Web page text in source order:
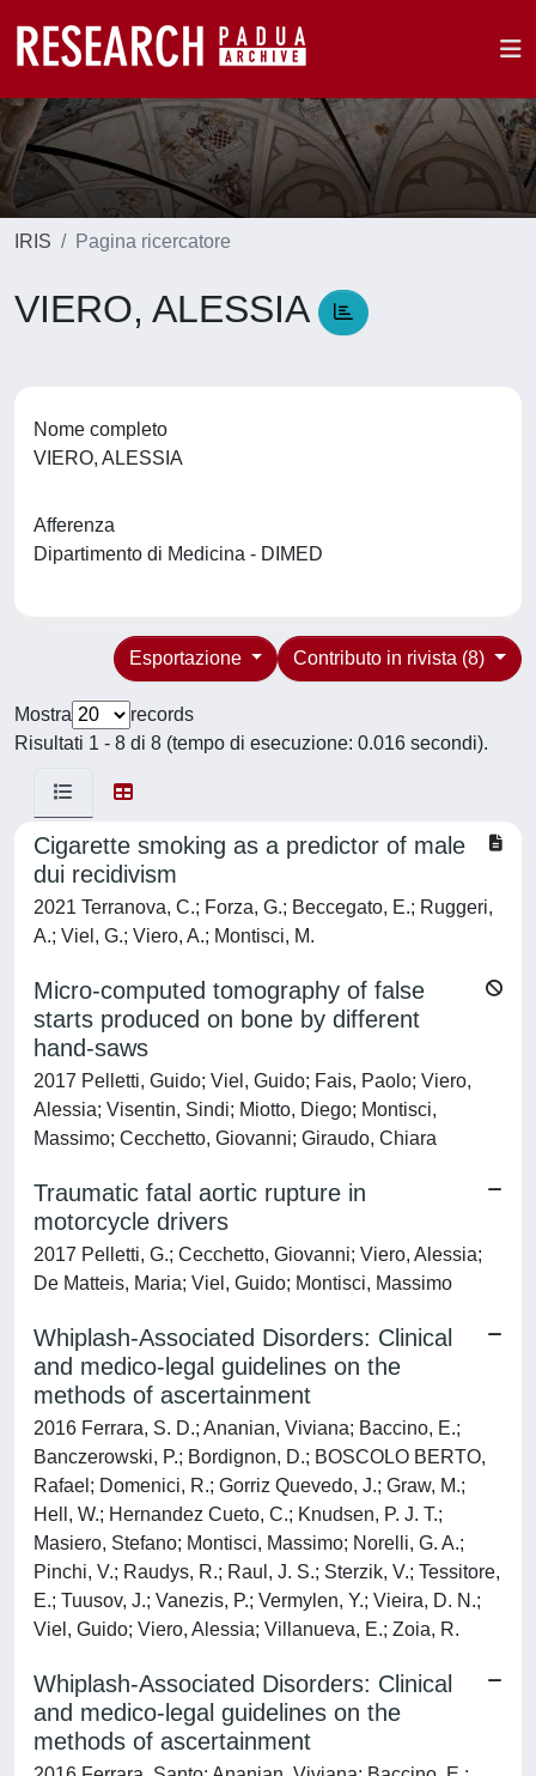
IRIS Pagina ricercatore
VIERO, ALESSIA
Nome completo
VIERO, ALESSIA
Afferenza
Dipartimento di Medicina - DIMED
Contributo in rivista (8)
Esportazione
Mostra
records
Risultati 1 - 8 di 8 (tempo di esecuzione: 0.016 secondi).
Cigarette smoking as a predictor of male
dui recidivism
2021 Terranova, C.; Forza, G.; Beccegato, E.; Ruggeri,
A.; Viel, G.; Viero, A.; Montisci, M.
Micro-computed tomography of false
starts produced on bone by different
hand-saws
2017 Pelletti, Guido; Viel, Guido; Fais, Paolo; Viero,
Alessia; Visentin, Sindi; Miotto, Diego; Montisci,
Massimo; Cecchetto, Giovanni; Giraudo, Chiara
Traumatic fatal aortic rupture in
motorcycle drivers
2017 Pelletti, G.; Cecchetto, Giovanni; Viero, Alessia;
De Matteis, Maria; Viel, Guido; Montisci, Massimo
Whiplash-Associated Disorders: Clinical
and medico-legal guidelines on the
methods of ascertainment
2016 Ferrara, S. D.; Ananian, Viviana; Baccino, E.;
Banczerowski, P.; Bordignon, D.; BOSCOLO BERTO,
Rafael; Domenici, R.; Gorriz Quevedo, J.; Graw, M.;
Hell, W.; Hernandez Cueto, C.; Knudsen, P. J. T.;
Masiero, Stefano; Montisci, Massimo; Norelli, G. A.;
Pinchi, V.; Raudys, R.; Raul, J. S.; Sterzik, V.; Tessitore,
E.; Tuusov, J.; Vanezis, P.; Vermylen, Y.; Vieira, D. N.;
Viel, Guido; Viero, Alessia; Villanueva, E.; Zoia, R.
Whiplash-Associated Disorders: Clinical
and medico-legal guidelines on the
methods of ascertainment